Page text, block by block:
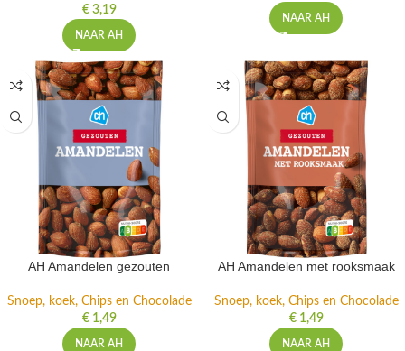
€3,19
NAAR AH
NAAR AH
AH Amandelen gezouten
Snoep, koek, Chips en Chocolade
€1,49
NAAR AH
AH Amandelen met rooksmaak
Snoep, koek, Chips en Chocolade
€1,49
NAAR AH